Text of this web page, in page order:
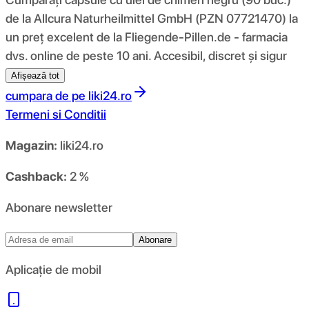
de la Allcura Naturheilmittel GmbH (PZN 07721470) la
un preț excelent de la Fliegende-Pillen.de - farmacia
dvs. online de peste 10 ani. Accesibil, discret și sigur
Afișează tot
cumpara de pe liki24.ro
Termeni si Conditii
Magazin: liki24.ro
Cashback: 2 %
Abonare newsletter
Abonare
Aplicație de mobil